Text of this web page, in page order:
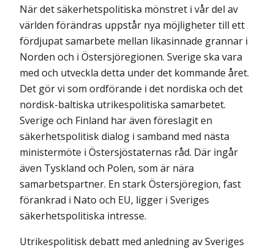
När det säkerhetspolitiska mönstret i vår del av
världen förändras uppstår nya möjligheter till ett
fördjupat samarbete mellan likasinnade grannar i
Norden och i Östersjöregionen. Sverige ska vara
med och utveckla detta under det kommande året.
Det gör vi som ordförande i det nordiska och det
nordisk-baltiska utrikespolitiska samarbetet.
Sverige och Finland har även föreslagit en
säkerhetspolitisk dialog i samband med nästa
ministermöte i Östersjöstaternas råd. Där ingår
även Tyskland och Polen, som är nära
samarbetspartner. En stark Östersjöregion, fast
förankrad i Nato och EU, ligger i Sveriges
säkerhetspolitiska intresse.
Utrikespolitisk debatt med anledning av Sveriges